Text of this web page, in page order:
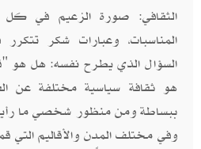
الثقافي: صورة الزعيم في كل
المناسبات، وعبارات شكر
السؤال الذي يطرح نفسه: هل هو
هو ثقافة سياسية مختلفة عن
ببساطة ومن منظور شخصي ما
وفي مختلف المدن والأقاليم التي